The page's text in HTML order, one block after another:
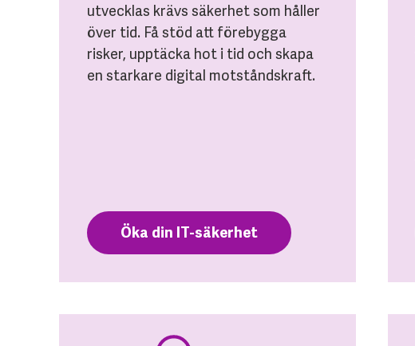
utvecklas krävs säkerhet som håller
över tid. Få stöd att förebygga
risker, upptäcka hot i tid och skapa
en starkare digital motståndskraft.
Öka din IT-säkerhet